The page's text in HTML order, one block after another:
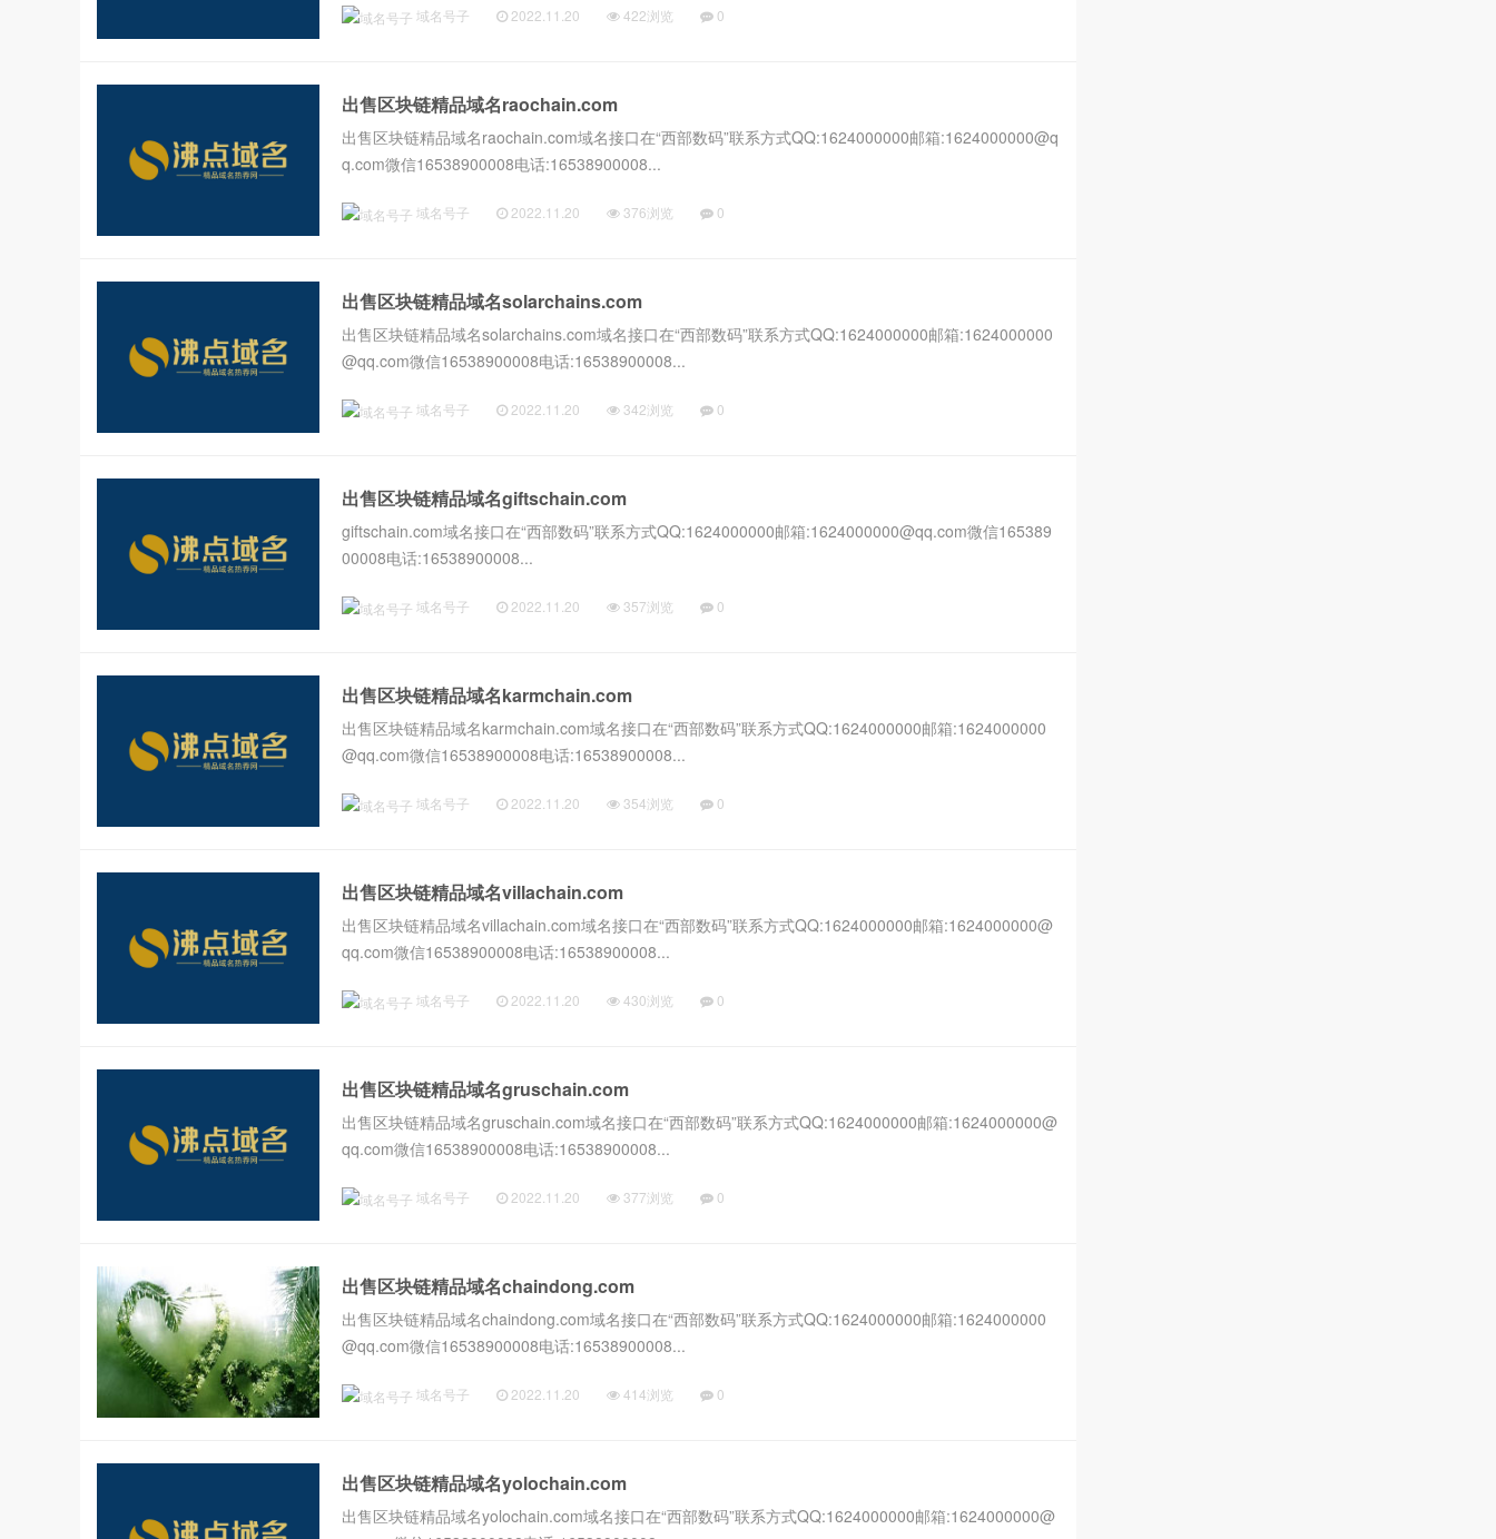
域名号子 2022.11.20 422浏览 0
出售区块链精品域名raochain.com
出售区块链精品域名raochain.com域名接口在“西部数码”联系方式QQ:1624000000邮箱:1624000000@q
q.com微信16538900008电话:16538900008...
域名号子 2022.11.20 376浏览 0
出售区块链精品域名solarchains.com
出售区块链精品域名solarchains.com域名接口在“西部数码”联系方式QQ:1624000000邮箱:1624000000
@qq.com微信16538900008电话:16538900008...
域名号子 2022.11.20 342浏览 0
出售区块链精品域名giftschain.com
giftschain.com域名接口在“西部数码”联系方式QQ:1624000000邮箱:1624000000@qq.com微信165389
00008电话:16538900008...
域名号子 2022.11.20 357浏览 0
出售区块链精品域名karmchain.com
出售区块链精品域名karmchain.com域名接口在“西部数码”联系方式QQ:1624000000邮箱:1624000000
@qq.com微信16538900008电话:16538900008...
域名号子 2022.11.20 354浏览 0
出售区块链精品域名villachain.com
出售区块链精品域名villachain.com域名接口在“西部数码”联系方式QQ:1624000000邮箱:1624000000@
qq.com微信16538900008电话:16538900008...
域名号子 2022.11.20 430浏览 0
出售区块链精品域名gruschain.com
出售区块链精品域名gruschain.com域名接口在“西部数码”联系方式QQ:1624000000邮箱:1624000000@
qq.com微信16538900008电话:16538900008...
域名号子 2022.11.20 377浏览 0
出售区块链精品域名chaindong.com
出售区块链精品域名chaindong.com域名接口在“西部数码”联系方式QQ:1624000000邮箱:1624000000
@qq.com微信16538900008电话:16538900008...
域名号子 2022.11.20 414浏览 0
出售区块链精品域名yolochain.com
出售区块链精品域名yolochain.com域名接口在“西部数码”联系方式QQ:1624000000邮箱:1624000000@